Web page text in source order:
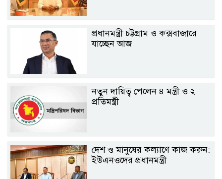
প্রধানমন্ত্রী চট্টগ্রাম ও কক্সবাজারে
যাচ্ছেন আজ
নতুন দায়িত্ব পেলেন ৪ মন্ত্রী ও ২
প্রতিমন্ত্রী
দেশ ও মানুষের কল্যাণে কাজ করুন:
ইউএনওদের প্রধানমন্ত্রী